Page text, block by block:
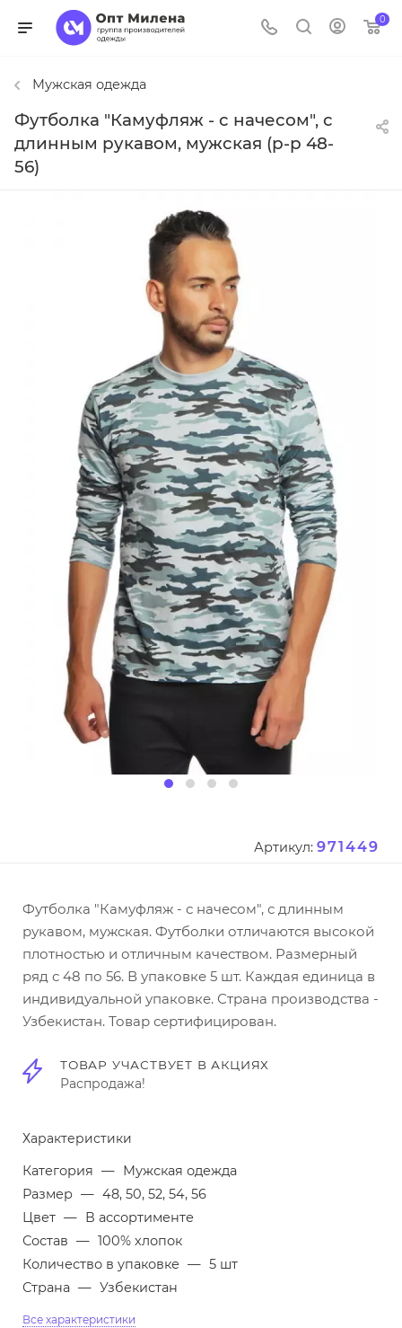
0
Мужская одежда
Футболка "Камуфляж - с начесом", с
длинным рукавом, мужская (р-р 48-
56)
Артикул: 971449
Футболка "Камуфляж - с начесом", с длинным
рукавом, мужская. Футболки отличаются высокой
плотностью и отличным качеством. Размерный
ряд с 48 по 56. В упаковке 5 шт. Каждая единица в
индивидуальной упаковке. Страна производства -
Узбекистан. Товар сертифицирован.
ТОВАР УЧАСТВУЕТ В АКЦИЯХ
Распродажа!
Характеристики
Категория — Мужская одежда
Размер — 48, 50, 52, 54, 56
Цвет — В ассортименте
Состав — 100% хлопок
Количество в упаковке — 5 шт
Страна — Узбекистан
Все характеристики